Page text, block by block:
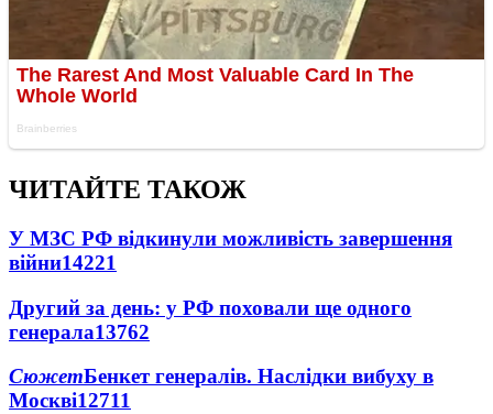
ЧИТАЙТЕ ТАКОЖ
У МЗС РФ відкинули можливість завершення
війни14221
Другий за день: у РФ поховали ще одного
генерала13762
СюжетБенкет генералів. Наслідки вибуху в
Москві12711